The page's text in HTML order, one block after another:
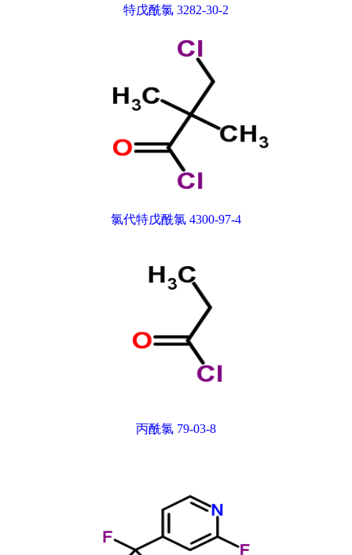
特戊酰氯 3282-30-2
氯代特戊酰氯 4300-97-4
丙酰氯 79-03-8